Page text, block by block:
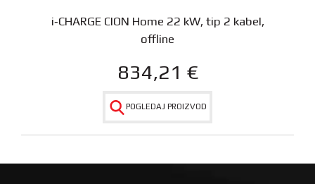
i‑CHARGE CION Home 22 kW, tip 2 kabel,
offline
834,21 €
POGLEDAJ PROIZVOD